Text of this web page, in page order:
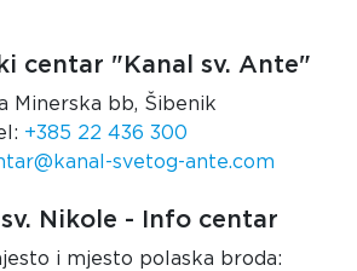
centar "Kanal sv. Ante"
Minerska bb, Šibenik
+385 22 436 300
svetog-ante.com
Nikole - Info centar
i mjesto polaska broda: